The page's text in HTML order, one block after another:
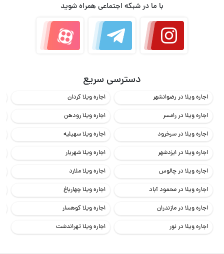
دسترسی سریع
اجاره ویلا در رضوانشهر
اجاره ویلا در رامسر
اجاره ویلا در سرخرود
اجاره ویلا در ایزدشهر
اجاره ویلا در چالوس
اجاره ویلا در محمود آباد
اجاره ویلا در مازندران
اجاره ویلا در نور
اجاره ویلا کردان
اجاره ویلا رودهن
اجاره ویلا سهیلیه
اجاره ویلا شهریار
اجاره ویلا ملارد
اجاره ویلا چهارباغ
اجاره ویلا کوهسار
اجاره ویلا تهراندشت
با ما در شبکه اجتماعی همراه شوید